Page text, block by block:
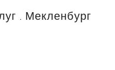
. Мекленбург